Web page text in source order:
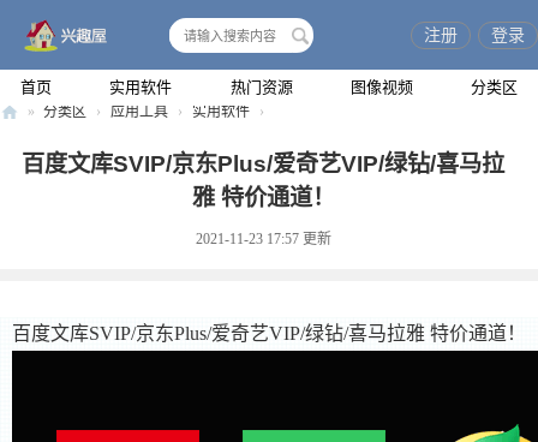
首页 实用软件 热门资源 图像视频 分类区
注册 登录
» 分类区 › 应用工具 › 实用软件 ›
百度文库SVIP/京东Plus/爱奇艺VIP/绿钻/喜马拉
雅 特价通道！
2021-11-23 17:57 更新
百度文库SVIP/京东Plus/爱奇艺VIP/绿钻/喜马拉雅 特价通道！